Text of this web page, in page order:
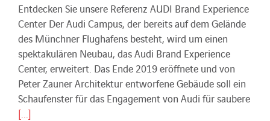
Entdecken Sie unsere Referenz AUDI Brand Experience
Center Der Audi Campus, der bereits auf dem Gelände
des Münchner Flughafens besteht, wird um einen
spektakulären Neubau, das Audi Brand Experience
Center, erweitert. Das Ende 2019 eröffnete und von
Peter Zauner Architektur entworfene Gebäude soll ein
Schaufenster für das Engagement von Audi für saubere
[...]